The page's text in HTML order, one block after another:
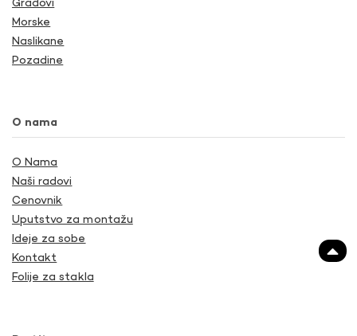
Gradovi
Morske
Naslikane
Pozadine
O nama
O Nama
Naši radovi
Cenovnik
Uputstvo za montažu
Ideje za sobe
Kontakt
Folije za stakla